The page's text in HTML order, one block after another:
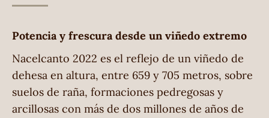
Potencia y frescura desde un viñedo extremo
Nacelcanto 2022 es el reflejo de un viñedo de
dehesa en altura, entre 659 y 705 metros, sobre
suelos de raña, formaciones pedregosas y
arcillosas con más de dos millones de años de